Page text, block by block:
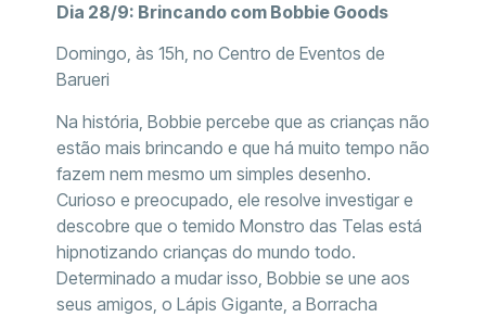
Dia 28/9: Brincando com Bobbie Goods
Domingo, às 15h, no Centro de Eventos de
Barueri
Na história, Bobbie percebe que as crianças não
estão mais brincando e que há muito tempo não
fazem nem mesmo um simples desenho.
Curioso e preocupado, ele resolve investigar e
descobre que o temido Monstro das Telas está
hipnotizando crianças do mundo todo.
Determinado a mudar isso, Bobbie se une aos
seus amigos, o Lápis Gigante, a Borracha